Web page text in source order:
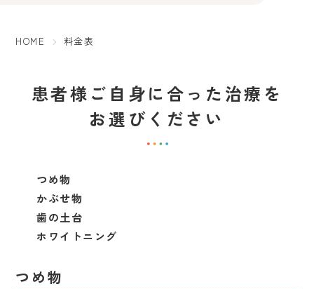
HOME 料金表
患者様ご自身に合った治療を
お選びください
つめ物
かぶせ物
歯の土台
ホワイトニング
つめ物